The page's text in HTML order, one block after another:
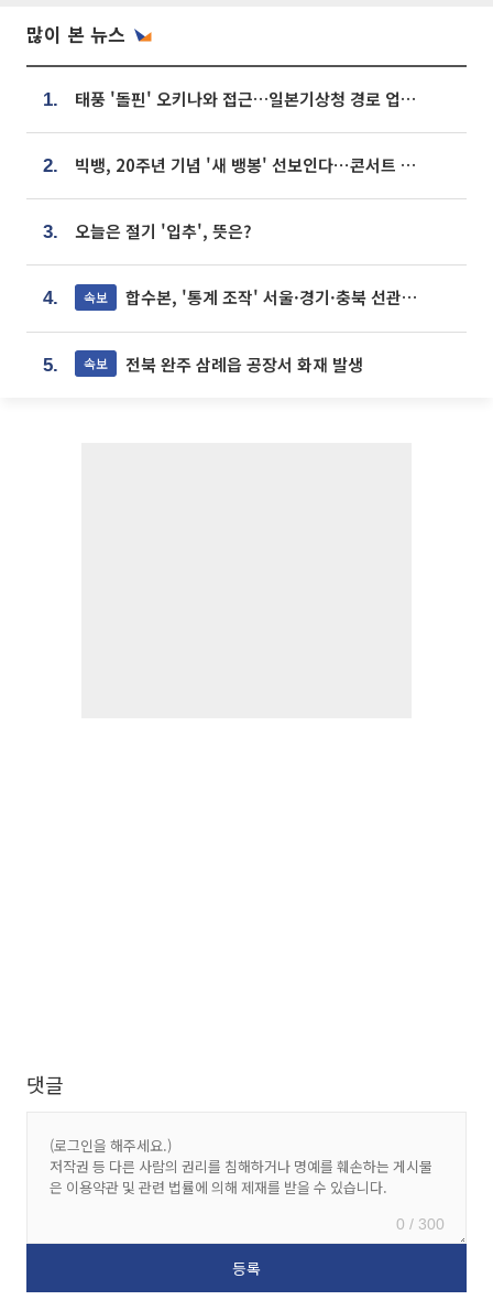
많이 본 뉴스
1. 태풍 '돌핀' 오키나와 접근…일본기상청 경로 업데이트
2. 빅뱅, 20주년 기념 '새 뱅봉' 선보인다⋯콘서트 앞두고 팝업 개최
3. 오늘은 절기 '입추', 뜻은?
4. 속보 합수본, '통계 조작' 서울·경기·충북 선관위 등 추가 압수수색
5. 속보 전북 완주 삼례읍 공장서 화재 발생
댓글
0 / 300